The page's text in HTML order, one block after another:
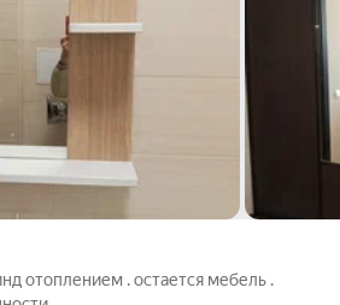
отоплением . остается мебель .